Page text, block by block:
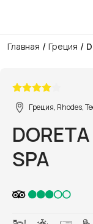
Главная / Греция /
Греция, Rhodes,
SPA